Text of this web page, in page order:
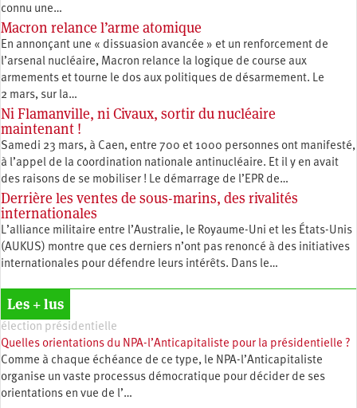
connu une…
Macron relance l’arme atomique
En annonçant une « dissuasion avancée » et un renforcement de
l’arsenal nucléaire, Macron relance la logique de course aux
armements et tourne le dos aux politiques de désarmement. Le
2 mars, sur la…
Ni Flamanville, ni Civaux, sortir du nucléaire
maintenant !
Samedi 23 mars, à Caen, entre 700 et 1000 personnes ont manifesté,
à l’appel de la coordination nationale antinucléaire. Et il y en avait
des raisons de se mobiliser ! Le démarrage de l’EPR de…
Derrière les ventes de sous-marins, des rivalités
internationales
L’alliance militaire entre l’Australie, le Royaume-Uni et les États-Unis
(AUKUS) montre que ces derniers n’ont pas renoncé à des initiatives
internationales pour défendre leurs intérêts. Dans le…
Les + lus
élection présidentielle
Quelles orientations du NPA-l’Anticapitaliste pour la présidentielle ?
Comme à chaque échéance de ce type, le NPA-l’Anticapitaliste
organise un vaste processus démocratique pour décider de ses
orientations en vue de l’…